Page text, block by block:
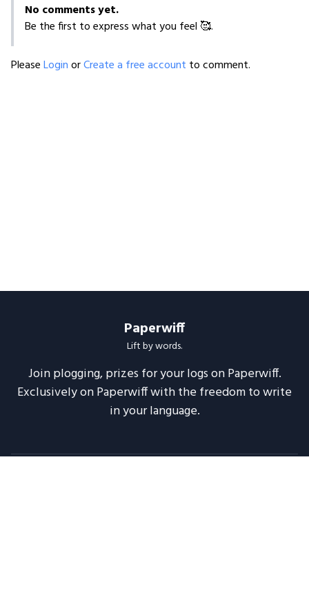
No comments yet.
Be the first to express what you feel 🥰.
PleaseLoginorCreate a free account to comment.
Paperwiff
Lift by words.
Join plogging, prizes for your logs on Paperwiff.
Exclusively on Paperwiff with the freedom to write
in your language.